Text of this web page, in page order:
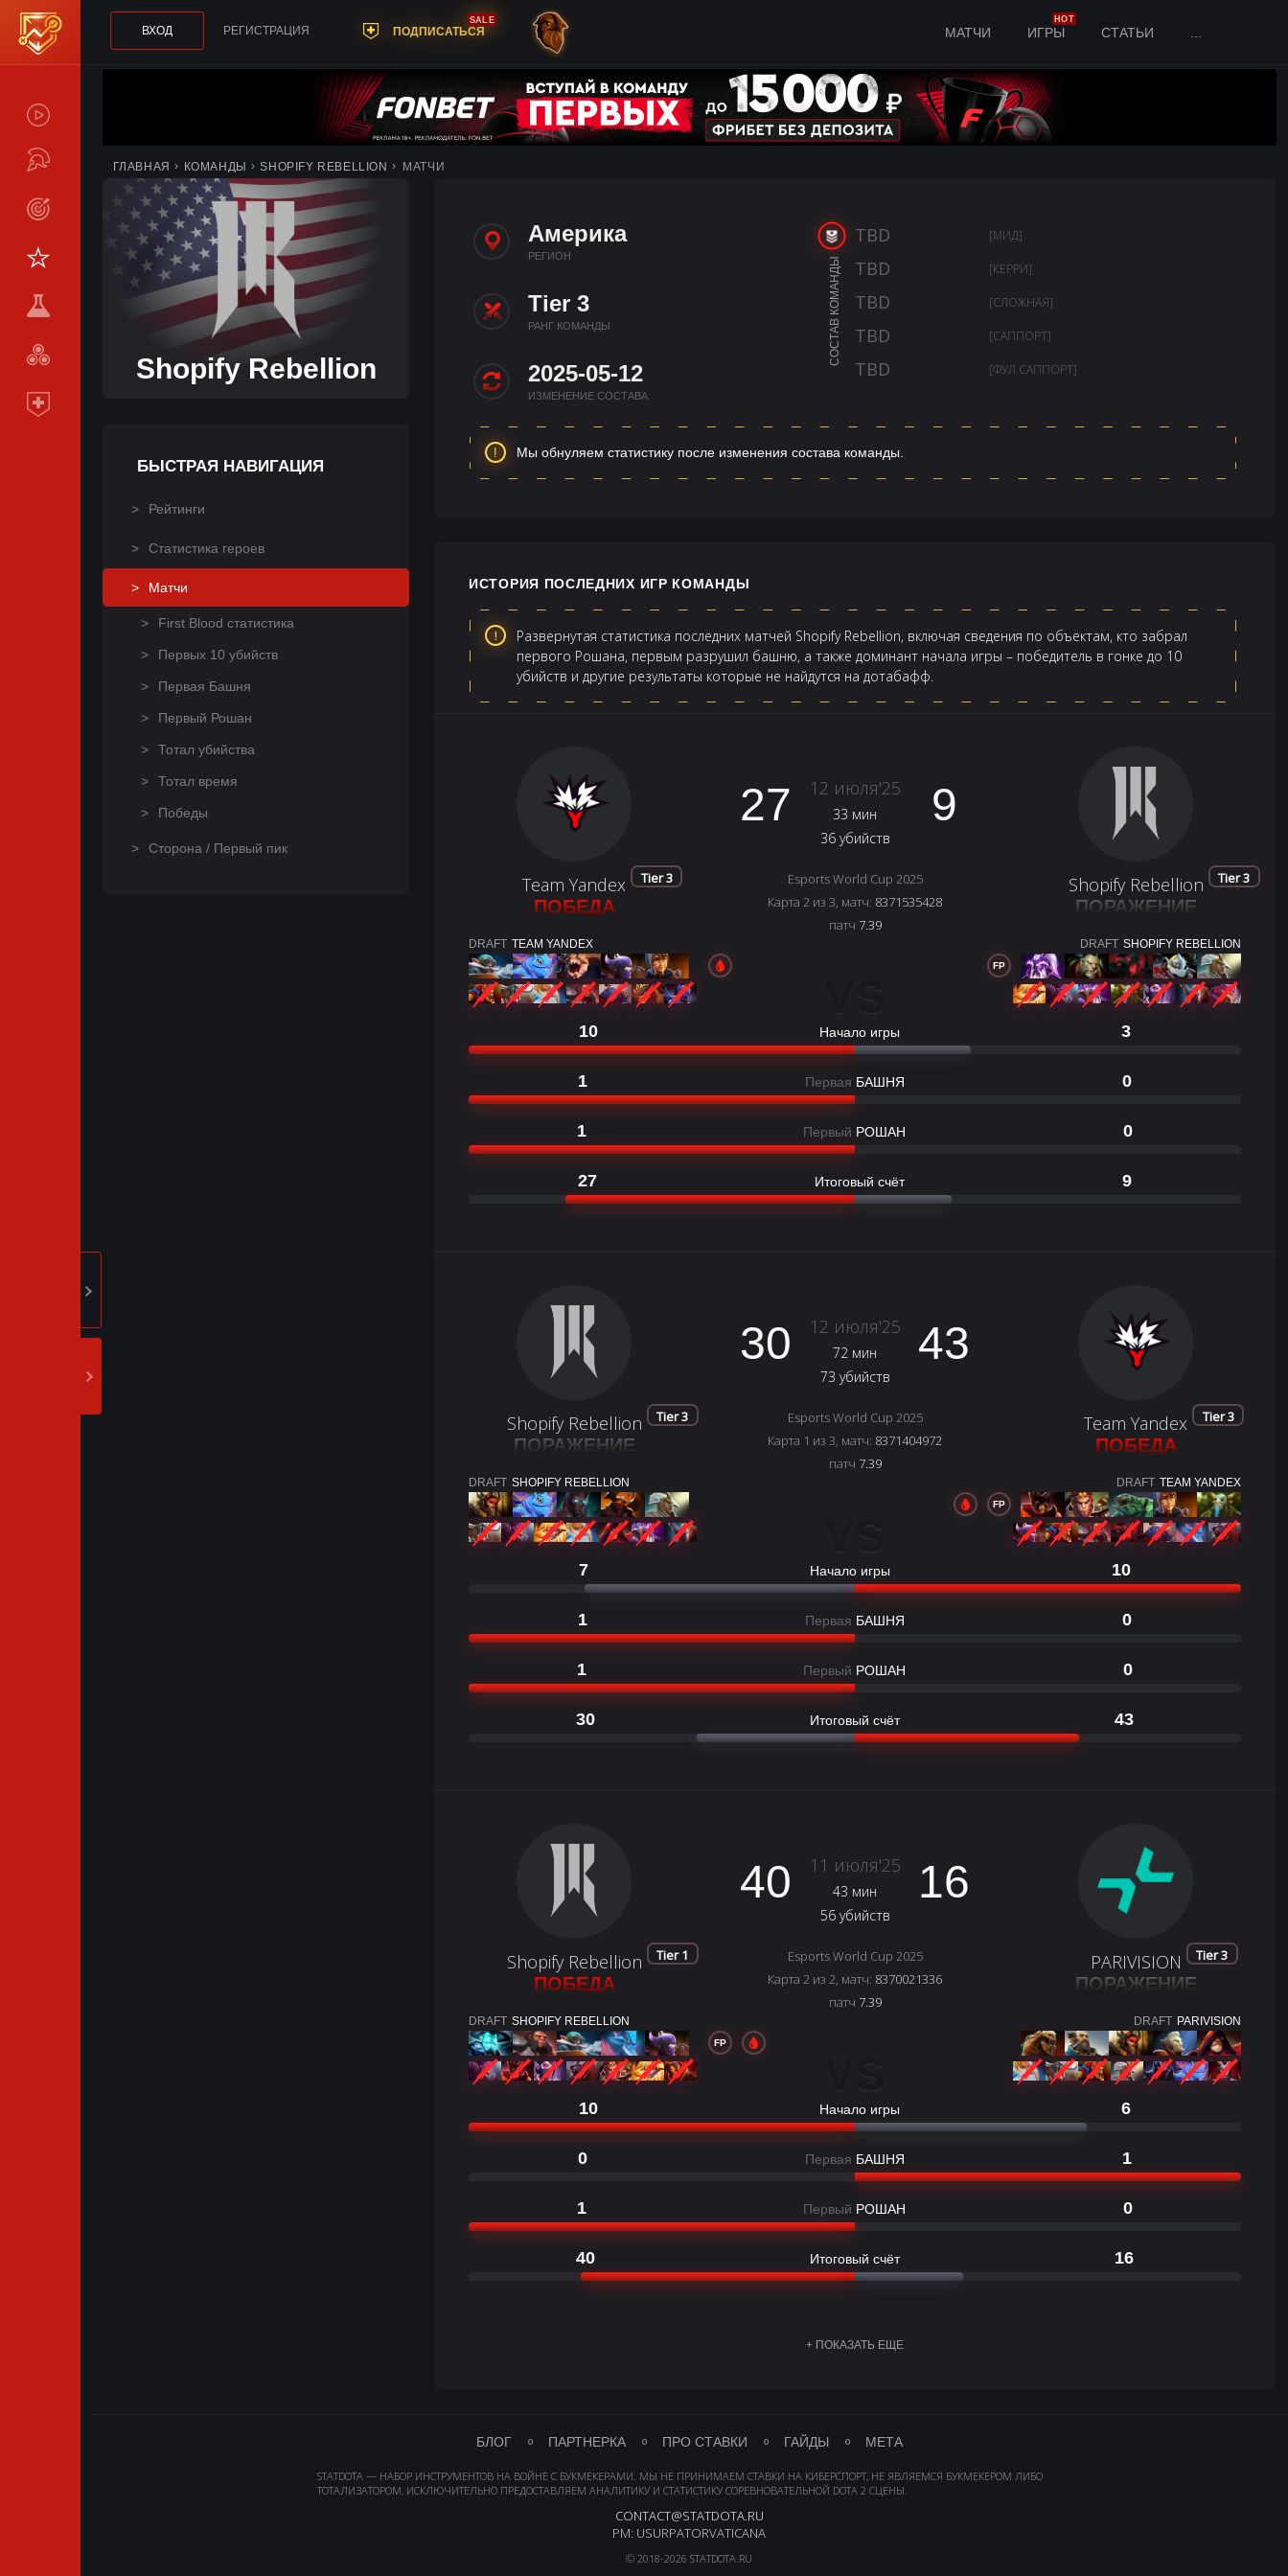
ТУРНИРЫ
LIVE
СТАТИСТИКА
КОМАНДЫ
МЕТА
СРАВНИТЬ
ВХОД РЕГИСТРАЦИЯ ПОДПИСАТЬСЯ
SALE
МАТЧИ ИГРЫ
HOT
СТАТЬИ
ГЛАВНАЯ КОМАНДЫ SHOPIFY REBELLION МАТЧИ
Shopify Rebellion
БЫСТРАЯ НАВИГАЦИЯ
Рейтинги
Статистика героев
Матчи
First Blood статистика
Первых 10 убийств
Первая Башня
Первый Рошан
Тотал убийства
Тотал время
Победы
Сторона / Первый пик
Америка
РЕГИОН
Tier 3
РАНГ КОМАНДЫ
2025-05-12
ИЗМЕНЕНИЕ СОСТАВА
СОСТАВ КОМАНДЫ
TBD [МИД]
TBD [КЕРРИ]
TBD [СЛОЖНАЯ]
TBD [САППОРТ]
TBD [ФУЛ САППОРТ]
Мы обнуляем статистику после изменения состава команды.
ИСТОРИЯ ПОСЛЕДНИХ ИГР КОМАНДЫ
Развернутая статистика последних матчей Shopify Rebellion, включая сведения по объектам, кто забрал
первого Рошана, первым разрушил башню, а также доминант начала игры – победитель в гонке до 10
убийств и другие результаты которые не найдутся на дотабафф.
27
Team Yandex Tier 3
ПОБЕДА
DRAFT TEAM YANDEX
12 июля'25
33 мин
36 убийств
Esports World Cup 2025
Карта 2 из 3, матч: 8371535428
патч 7.39
9
Shopify Rebellion Tier 3
ПОРАЖЕНИЕ
FP
DRAFT SHOPIFY REBELLION
10 Начало игры 3
1 Первая БАШНЯ 0
1 Первый РОШАН 0
27 Итоговый счёт 9
30
Shopify Rebellion Tier 3
ПОРАЖЕНИЕ
DRAFT SHOPIFY REBELLION
12 июля'25
72 мин
73 убийств
Esports World Cup 2025
Карта 1 из 3, матч: 8371404972
патч 7.39
43
Team Yandex Tier 3
ПОБЕДА
FP
DRAFT TEAM YANDEX
7 Начало игры 10
1 Первая БАШНЯ 0
1 Первый РОШАН 0
30 Итоговый счёт 43
40
Shopify Rebellion Tier 1
ПОБЕДА
FP
DRAFT SHOPIFY REBELLION
11 июля'25
43 мин
56 убийств
Esports World Cup 2025
Карта 2 из 2, матч: 8370021336
патч 7.39
16
PARIVISION Tier 3
ПОРАЖЕНИЕ
DRAFT PARIVISION
10 Начало игры 6
0 Первая БАШНЯ 1
1 Первый РОШАН 0
40 Итоговый счёт 16
+ ПОКАЗАТЬ ЕЩЕ
БЛОГ ПАРТНЕРКА ПРО СТАВКИ ГАЙДЫ МЕТА
STATDOTA — НАБОР ИНСТРУМЕНТОВ НА ВОЙНЕ С БУКМЕКЕРАМИ. МЫ НЕ ПРИНИМАЕМ СТАВКИ НА КИБЕРСПОРТ, НЕ ЯВЛЯЕМСЯ БУКМЕКЕРОМ ЛИБО
ТОТАЛИЗАТОРОМ, ИСКЛЮЧИТЕЛЬНО ПРЕДОСТАВЛЯЕМ АНАЛИТИКУ И СТАТИСТИКУ СОРЕВНОВАТЕЛЬНОЙ DOTA 2 СЦЕНЫ.
CONTACT@STATDOTA.RU
PM: USURPATORVATICANA
© 2018-2026 STATDOTA.RU